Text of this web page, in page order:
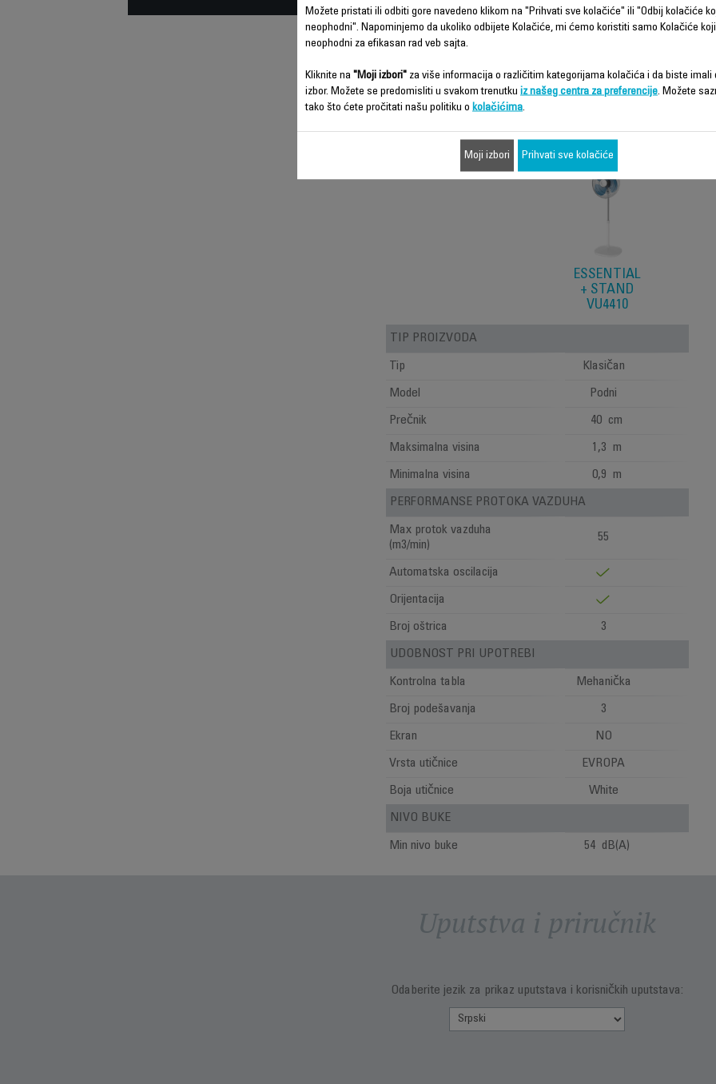
Funkcije – poređenje
ESSENTIAL
+ STAND
VU4410
TIP PROIZVODA
Tip Klasičan
Model Podni
Prečnik 40 cm
Maksimalna visina 1,3 m
Minimalna visina 0,9 m
PERFORMANSE PROTOKA VAZDUHA
Max protok vazduha
(m3/min)
55
Automatska oscilacija
Orijentacija
Broj oštrica 3
UDOBNOST PRI UPOTREBI
Kontrolna tabla Mehanička
Broj podešavanja 3
Ekran NO
Vrsta utičnice EVROPA
Boja utičnice White
NIVO BUKE
Min nivo buke 54 dB(A)
Uputstva i priručnik
Odaberite jezik za prikaz uputstava i korisničkih uputstava:
Možete pristati ili odbiti gore navedeno klikom na "Prihvati sve kolačiće" ili "Odbij kolačiće
neophodni". Napominjemo da ukoliko odbijete Kolačiće, mi ćemo koristiti samo Kolačiće
neophodni za efikasan rad veb sajta.
Kliknite na "Moji izbori" za više informacija o različitim kategorijama kolačića i da biste imali
izbor. Možete se predomisliti u svakom trenutku iz našeg centra za preferencije. Možete
tako što ćete pročitati našu politiku o kolačićima.
Moji izbori Prihvati sve kolačiće